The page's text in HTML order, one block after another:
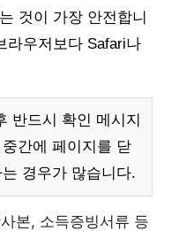
것이 가장 안전합니
라우저보다 Safari나
반드시 확인 메시지
간에 페이지를 닫
경우가 많습니다.
본, 소득증빙서류 등